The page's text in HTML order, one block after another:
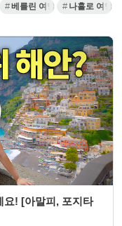
베를린 여행 나홀로 여행
요! [아말피, 포지타